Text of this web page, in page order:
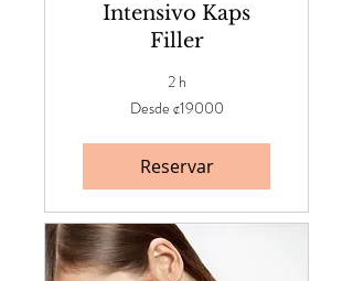
Intensivo Kaps
Filler
2 h
Desde ¢19000
Reservar